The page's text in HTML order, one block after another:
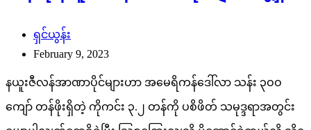
ရှင်ယွန်း
February 9, 2023
နယူးဇီလန်အာဏာပိုင်များဟာ အမေရိကန်ဒေါ်လာ သန်း ၃ဝဝ
ကျော် တန်ဖိုးရှိတဲ့ ကိုကင်း ၃.၂ တန်ကို ပစိဖိတ် သမုဒ္ဒရာအတွင်း